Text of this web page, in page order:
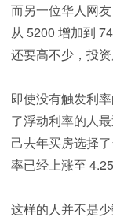
而另一位华人网
从 5200 增加到
还要高不少，投
即使没有触发利
了浮动利率的人
己去年买房选择
率已经上涨至
这样的人并不是